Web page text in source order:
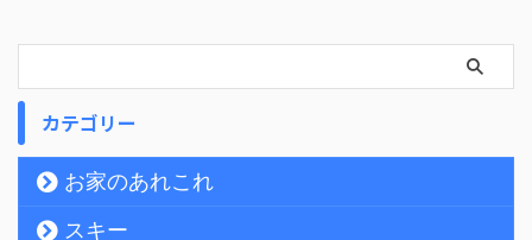
カテゴリー
お家のあれこれ
スキー